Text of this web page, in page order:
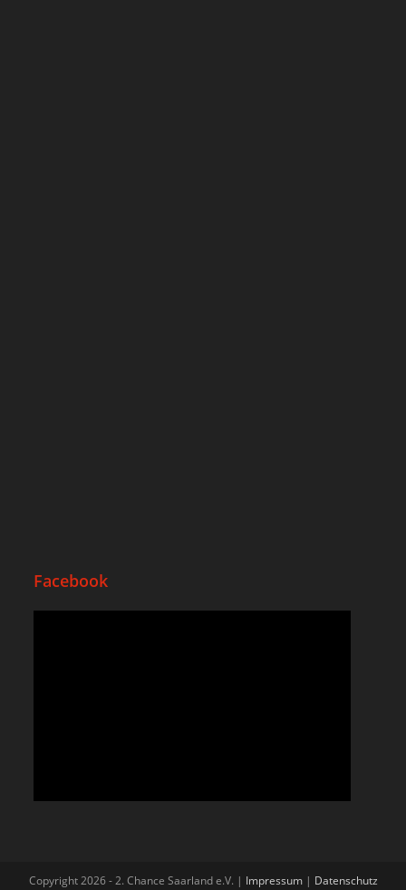
Facebook
Copyright 2026 - 2. Chance Saarland e.V. | Impressum| Datenschutz